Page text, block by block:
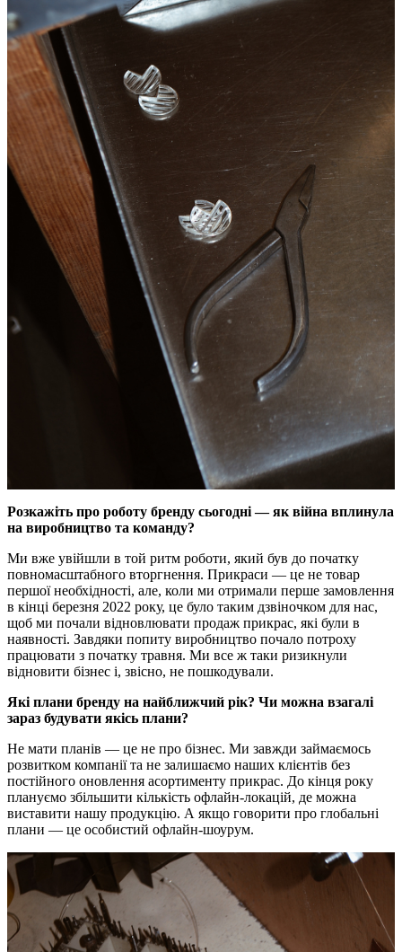
Розкажіть про роботу бренду сьогодні — як війна вплинула
на виробництво та команду?
Ми вже увійшли в той ритм роботи, який був до початку
повномасштабного вторгнення. Прикраси — це не товар
першої необхідності, але, коли ми отримали перше замовлення
в кінці березня 2022 року, це було таким дзвіночком для нас,
щоб ми почали відновлювати продаж прикрас, які були в
наявності. Завдяки попиту виробництво почало потроху
працювати з початку травня. Ми все ж таки ризикнули
відновити бізнес і, звісно, не пошкодували.
Які плани бренду на найближчий рік? Чи можна взагалі
зараз будувати якісь плани?
Не мати планів — це не про бізнес. Ми завжди займаємось
розвитком компанії та не залишаємо наших клієнтів без
постійного оновлення асортименту прикрас. До кінця року
плануємо збільшити кількість офлайн-локацій, де можна
виставити нашу продукцію. А якщо говорити про глобальні
плани — це особистий офлайн-шоурум.